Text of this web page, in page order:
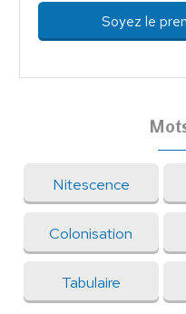
Soyez le
Nitescence
Colonisation
Tabulaire